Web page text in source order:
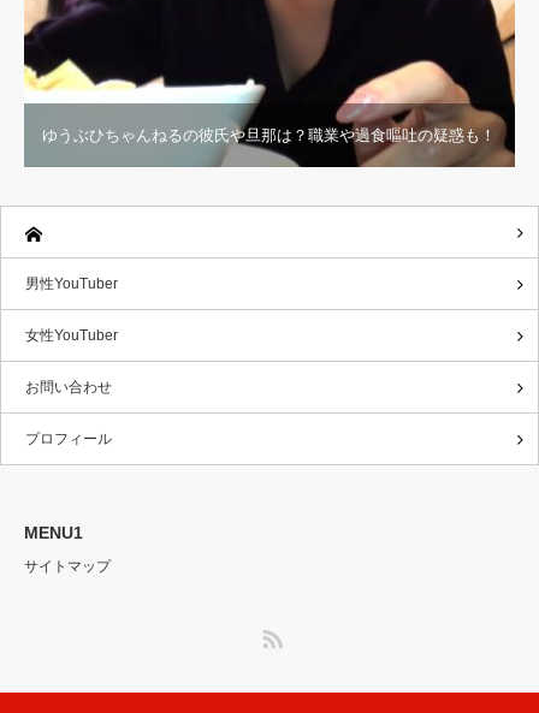
ゆうぶひちゃんねるの彼氏や旦那は？職業や過食嘔吐の疑惑も！
男性YouTuber
女性YouTuber
お問い合わせ
プロフィール
MENU1
サイトマップ